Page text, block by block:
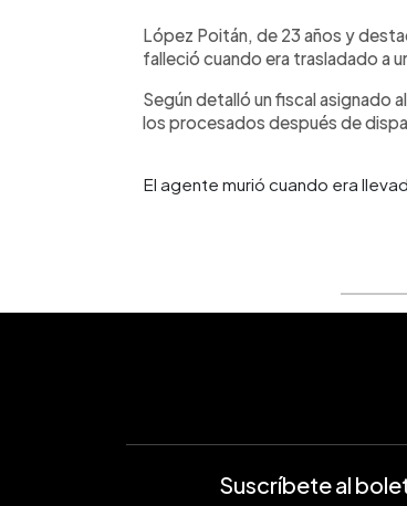
López Poitán, de 23 años y
falleció cuando era trasladado a
Según detalló un fiscal asignado
los procesados después de
El agente murió cuando era
Suscríbete al